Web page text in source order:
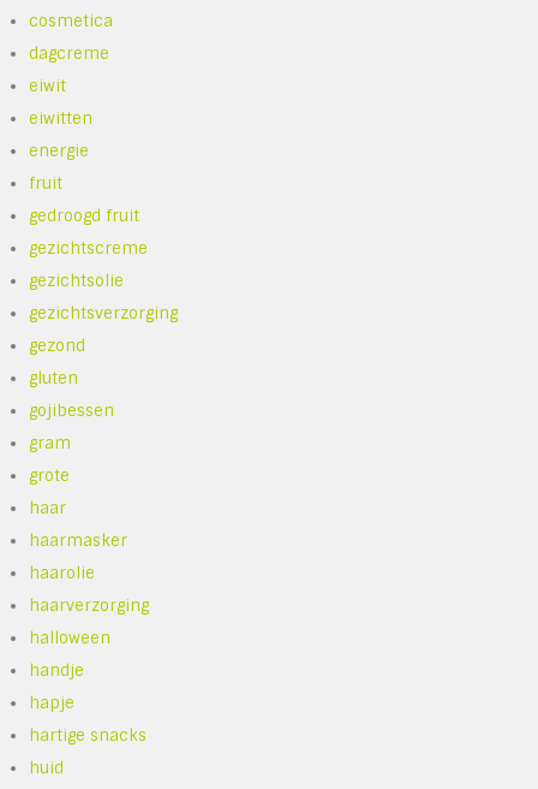
cosmetica
dagcreme
eiwit
eiwitten
energie
fruit
gedroogd fruit
gezichtscreme
gezichtsolie
gezichtsverzorging
gezond
gluten
gojibessen
gram
grote
haar
haarmasker
haarolie
haarverzorging
halloween
handje
hapje
hartige snacks
huid